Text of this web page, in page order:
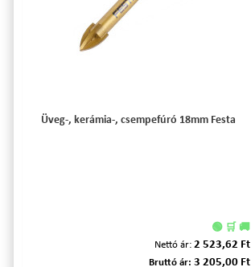
Üveg-, kerámia-, csempefúró 18mm Festa
🟢 🛒 🚚
Nettó ár: 2 523,62 Ft
Bruttó ár: 3 205,00 Ft